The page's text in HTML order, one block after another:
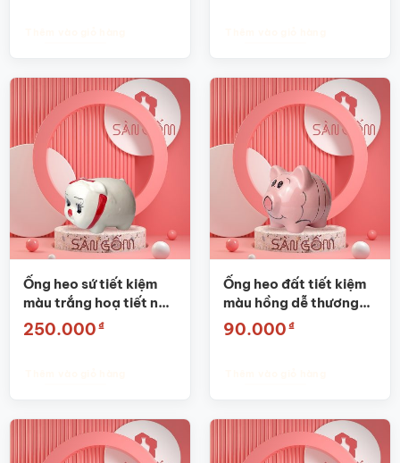
Ống heo sứ tiết kiệm
màu trắng hoạ tiết nơ
đỏ SG-HĐ13
250.000 ₫
Ống heo đất tiết kiệm
màu hồng dễ thương
SG-HĐ11
90.000 ₫